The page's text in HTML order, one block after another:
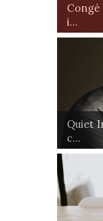
Congé
i...
Quiet
c...